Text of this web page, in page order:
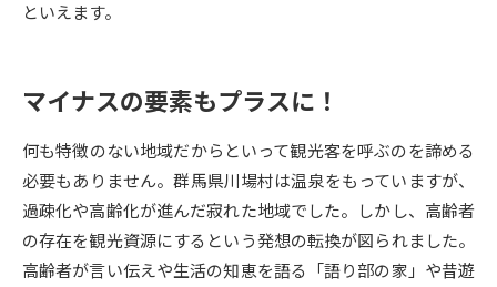
併願校選び 受験スケジュールを立てよう
先輩が入学を決めた理由 テレメール全国一斉進学調査
新生活お役立ちガイド
といえます。
マイナスの要素もプラスに！
何も特徴のない地域だからといって観光客を呼ぶのを諦める
必要もありません。群馬県川場村は温泉をもっていますが、
過疎化や高齢化が進んだ寂れた地域でした。しかし、高齢者
の存在を観光資源にするという発想の転換が図られました。
高齢者が言い伝えや生活の知恵を語る「語り部の家」や昔遊